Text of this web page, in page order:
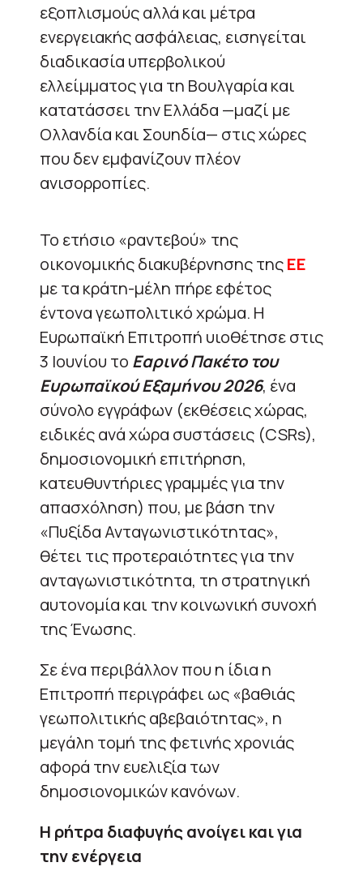
εξοπλισμούς αλλά και μέτρα
ενεργειακής ασφάλειας, εισηγείται
διαδικασία υπερβολικού
ελλείμματος για τη Βουλγαρία και
κατατάσσει την Ελλάδα —μαζί με
Ολλανδία και Σουηδία— στις χώρες
που δεν εμφανίζουν πλέον
ανισορροπίες.
Το ετήσιο «ραντεβού» της
οικονομικής διακυβέρνησης τηςΕΕ
με τα κράτη-μέλη πήρε εφέτος
έντονα γεωπολιτικό χρώμα. Η
Ευρωπαϊκή Επιτροπή υιοθέτησε στις
3 Ιουνίου το Εαρινό Πακέτο του
Ευρωπαϊκού Εξαμήνου 2026, ένα
σύνολο εγγράφων (εκθέσεις χώρας,
ειδικές ανά χώρα συστάσεις (CSRs),
δημοσιονομική επιτήρηση,
κατευθυντήριες γραμμές για την
απασχόληση) που, με βάση την
«Πυξίδα Ανταγωνιστικότητας»,
θέτει τις προτεραιότητες για την
ανταγωνιστικότητα, τη στρατηγική
αυτονομία και την κοινωνική συνοχή
της Ένωσης.
Σε ένα περιβάλλον που η ίδια η
Επιτροπή περιγράφει ως «βαθιάς
γεωπολιτικής αβεβαιότητας», η
μεγάλη τομή της φετινής χρονιάς
αφορά την ευελιξία των
δημοσιονομικών κανόνων.
Η ρήτρα διαφυγής ανοίγει και για
την ενέργεια